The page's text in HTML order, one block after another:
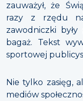
zauważył, że
razy z rzędu
zawodniczki
bagaż. Tekst
sportowej
Nie tylko zasięg,
mediów